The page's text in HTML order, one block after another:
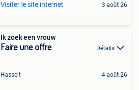
Visiter le site internet 3 août 26
Ik zoek een vrouw
Faire une offre Détails
Hasselt 4 août 26